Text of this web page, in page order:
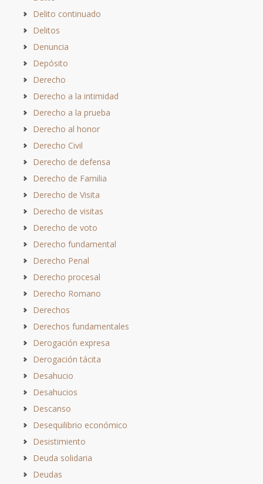
Delito continuado
Delitos
Denuncia
Depósito
Derecho
Derecho a la intimidad
Derecho a la prueba
Derecho al honor
Derecho Civil
Derecho de defensa
Derecho de Familia
Derecho de Visita
Derecho de visitas
Derecho de voto
Derecho fundamental
Derecho Penal
Derecho procesal
Derecho Romano
Derechos
Derechos fundamentales
Derogación expresa
Derogación tácita
Desahucio
Desahucios
Descanso
Desequilibrio económico
Desistimiento
Deuda solidaria
Deudas